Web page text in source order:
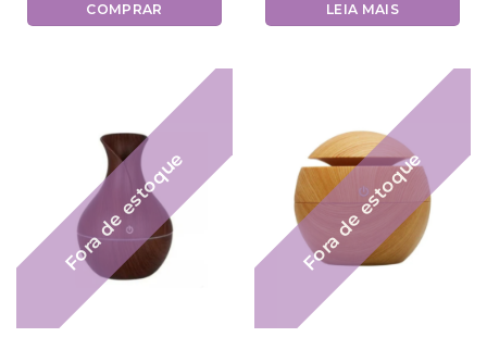
COMPRAR LEIA MAIS
Fora de estoque Fora de estoque